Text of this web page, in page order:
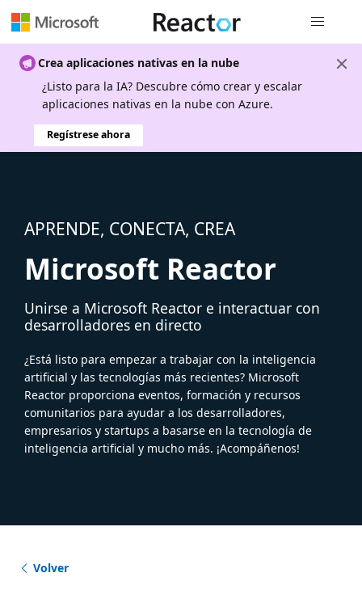
Crea aplicaciones nativas en la nube
¿Listo para la IA? Descubre cómo crear y escalar
aplicaciones nativas en la nube con Azure.
Regístrese ahora
APRENDE, CONECTA, CREA
Microsoft Reactor
Unirse a Microsoft Reactor e interactuar con
desarrolladores en directo
¿Está listo para empezar a trabajar con la inteligencia
artificial y las tecnologías más recientes? Microsoft
Reactor proporciona eventos, formación y recursos
comunitarios para ayudar a los desarrolladores,
empresarios y startups a basarse en la tecnología de
inteligencia artificial y mucho más. ¡Acompáñenos!
Volver